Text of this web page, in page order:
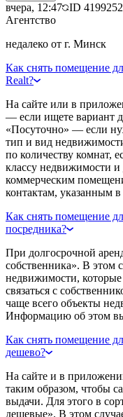
вчера, 12:47 ID 4199252
Агентство
недалеко от г. Минск
Как снять помещение
Realt?
На сайте или в
— если ищете вариант
«Посуточно» — если
тип и вид
по количеству комнат,
классу недвижимости и
коммерческим
контактам, указанным
Как снять помещение
посредника?
При долгосрочной
собственника». В этом
недвижимости, которые
связаться с
чаще всего объекты
Информацию об этом вы
Как снять помещение
дешево?
На сайте и в
таким образом, чтобы
выдачи. Для этого в
дешевые». В этом